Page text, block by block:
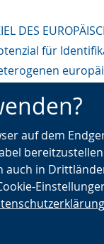
auf dem
bereitzustellen
auch in
DES
für
des